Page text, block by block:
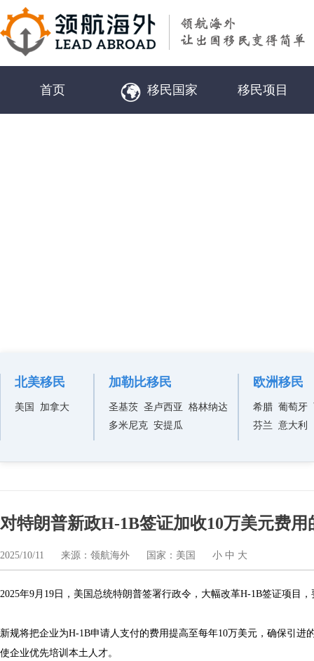
首页 移民国家 移民项目
北美移民
美国 加拿大
加勒比移民
圣基茨 圣卢西亚
格林纳达
多米尼克 安提瓜
欧洲移民
希腊 葡萄牙
芬兰 意大利
对特朗普新政H-1B签证加收10万美元费用
2025/10/11 来源：领航海外 国家：美国 小 中 大
2025年9月19日，美国总统特朗普签署行政令，大幅改革H-1B签证项目
新规将把企业为H-1B申请人支付的费用提高至每年10万美元，确保引
使企业优先培训本土人才。